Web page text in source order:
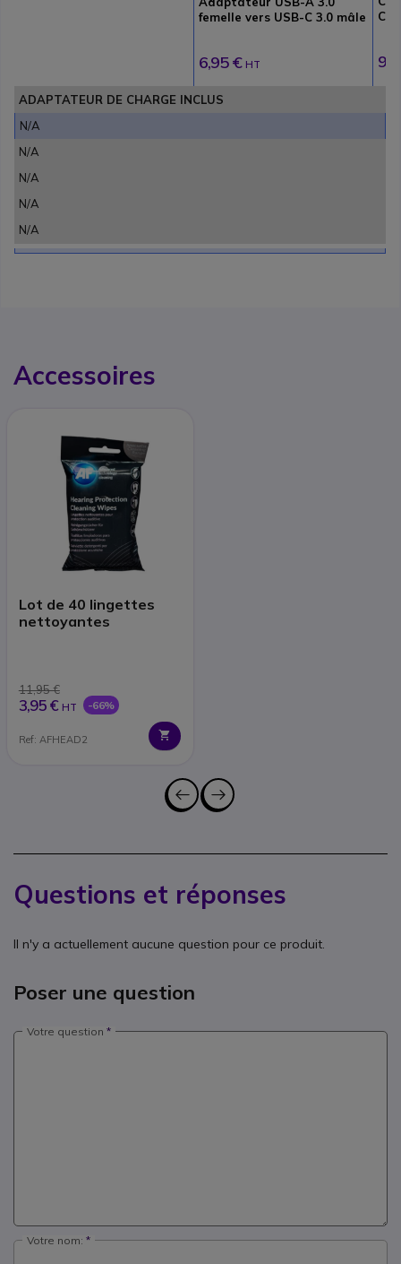
femelle vers USB-C 3.0 mâle
6,95 € HT
C
ADAPTATEUR DE CHARGE INCLUS
N/A
N/A
N/A
N/A
N/A
Accessoires
Lot de 40 lingettes
nettoyantes
11,95 €
3,95 € HT -66%
Ref: AFHEAD2
Questions et réponses
Il n'y a actuellement aucune question pour ce produit.
Poser une question
Votre question
Votre nom: